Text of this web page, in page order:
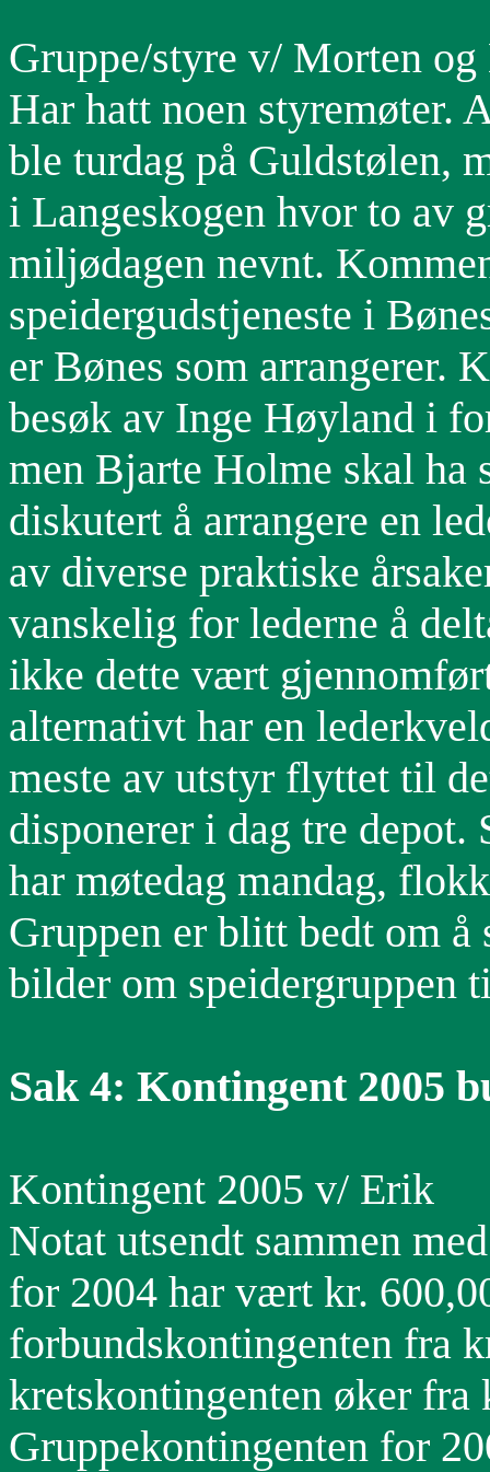
Gruppe/styre v/ Morten
Har hatt noen styremøter.
ble turdag på Guldstølen,
i Langeskogen hvor to av
miljødagen nevnt.
speidergudstjeneste i
er Bønes som arrangerer.
besøk av Inge Høyland i
men Bjarte Holme skal ha
diskutert å arrangere en
av diverse praktiske
vanskelig for lederne å
ikke dette vært
alternativt har en
meste av utstyr flyttet til
disponerer i dag tre
har møtedag mandag,
Gruppen er blitt bedt om
bilder om speidergruppen
Sak 4: Kontingent 2005
Kontingent 2005 v/ Erik
Notat utsendt sammen
for 2004 har vært kr.
forbundskontingenten fra
kretskontingenten øker
Gruppekontingenten for